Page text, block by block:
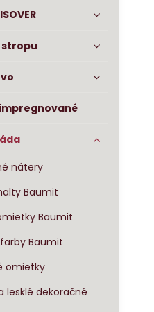
nátery
Baumit
Baumit
Baumit
omietky
lesklé dekoračné